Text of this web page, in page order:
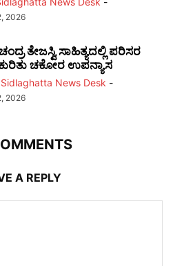
2026
ತೇಜಸ್ವಿ ಸಾಹಿತ್ಯದಲ್ಲಿ ಪರಿಸರ
ಚಕೋರ ಉಪನ್ಯಾಸ
Sidlaghatta News Desk -
2026
A REPLY